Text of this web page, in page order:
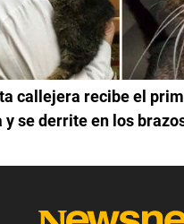
callejera recibe el
y se derrite en los